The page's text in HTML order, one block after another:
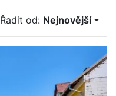
Řadit od: Nejnovější